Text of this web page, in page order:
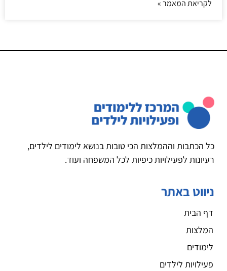
לקריאת המאמר »
כל הכתבות וההמלצות הכי טובות בנושא לימודים לילדים,
רעיונות לפעילויות כיפיות לכל המשפחה ועוד.
ניווט באתר
דף הבית
המלצות
לימודים
פעילויות לילדים